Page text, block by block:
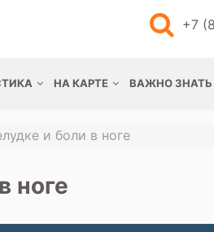
+7
НА КАРТЕ ВАЖНО ЗНАТЬ
и боли в ноге
ноге